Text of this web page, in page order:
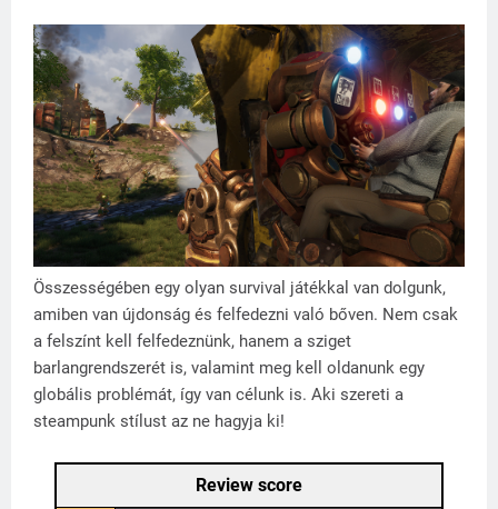
Összességében egy olyan survival játékkal van dolgunk,
amiben van újdonság és felfedezni való bőven. Nem csak
a felszínt kell felfedeznünk, hanem a sziget
barlangrendszerét is, valamint meg kell oldanunk egy
globális problémát, így van célunk is. Aki szereti a
steampunk stílust az ne hagyja ki!
Review score